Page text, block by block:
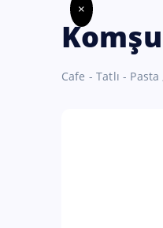
Cafe - Tatlı - Pasta
×